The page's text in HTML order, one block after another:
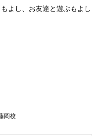
よし、お友達と遊ぶもよし
岡校